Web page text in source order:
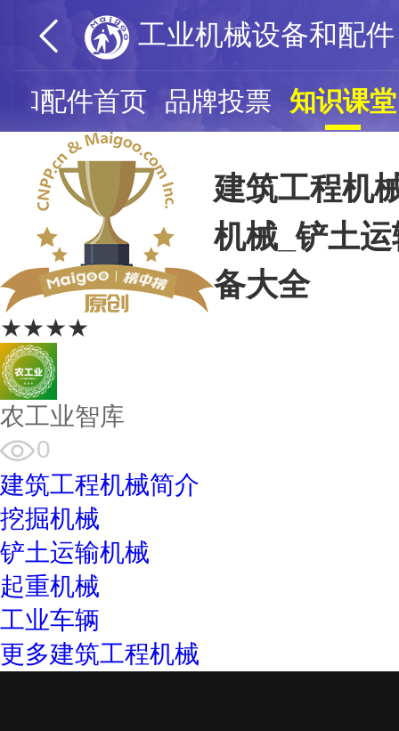
工业机械设备和配件
和配件首页 品牌投票 知识课堂
★★★★
建筑工程机
机械_铲土
备大全
农工业智库
0
建筑工程机械简介
挖掘机械
铲土运输机械
起重机械
工业车辆
更多建筑工程机械